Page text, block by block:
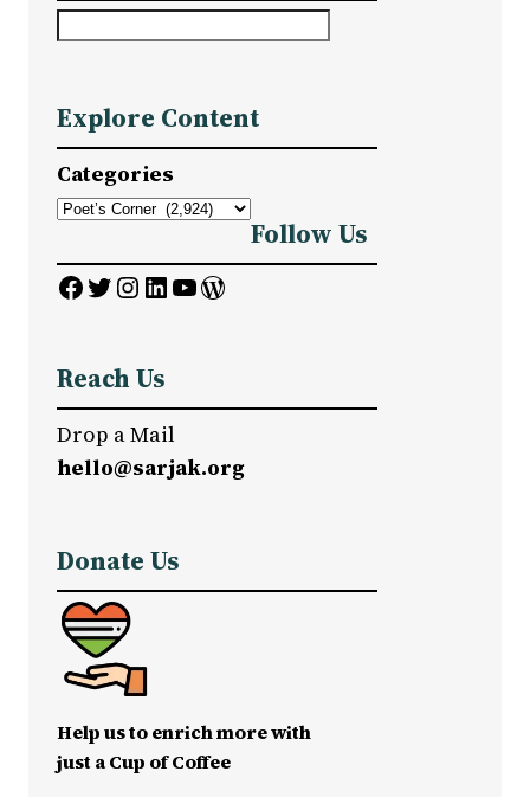
r
c
h
Explore Content
Categories
Follow Us
Facebook Twitter InstagramLinkedIn YouTube WordPress
Reach Us
Drop a Mail
hello@sarjak.org
Donate Us
Help us to enrich more with
just a Cup of Coffee